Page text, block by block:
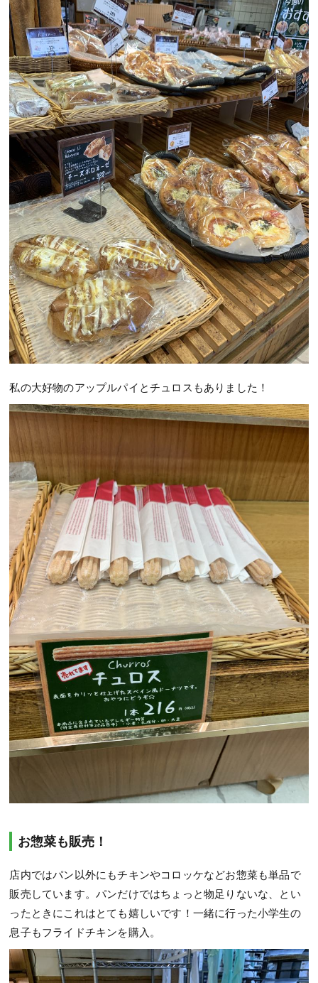
私の大好物のアップルパイとチュロスもありました！
お惣菜も販売！
店内ではパン以外にもチキンやコロッケなどお惣菜も単品で
販売しています。パンだけではちょっと物足りないな、とい
ったときにこれはとても嬉しいです！一緒に行った小学生の
息子もフライドチキンを購入。